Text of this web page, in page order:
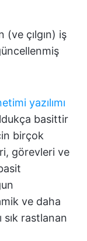
(ve çılgın) iş
yazılımı
basittir
birçok
görevleri ve
ve daha
rastlanan